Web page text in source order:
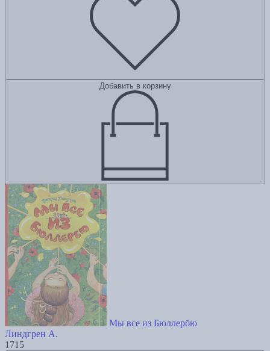
Добавить в корзину
Мы все из Бюллербю
Линдгрен А.
1715